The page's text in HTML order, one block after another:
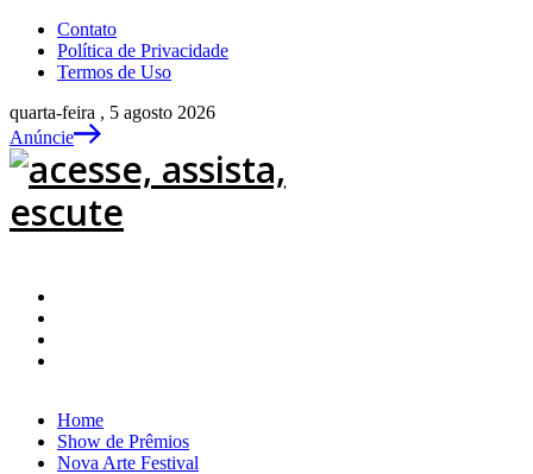
Contato
Política de Privacidade
Termos de Uso
quarta-feira , 5 agosto 2026
Anúncie
Home
Show de Prêmios
Nova Arte Festival